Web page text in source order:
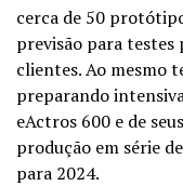
cerca de 50
previsão para
clientes. Ao mesmo
preparando
eActros 600 e de
produção em série
para 2024.